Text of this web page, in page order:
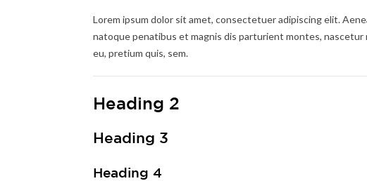
Lorem ipsum dolor sit amet, consectetuer adipiscing elit.
natoque penatibus et magnis dis parturient montes,
eu, pretium quis, sem.
Heading 2
Heading 3
Heading 4